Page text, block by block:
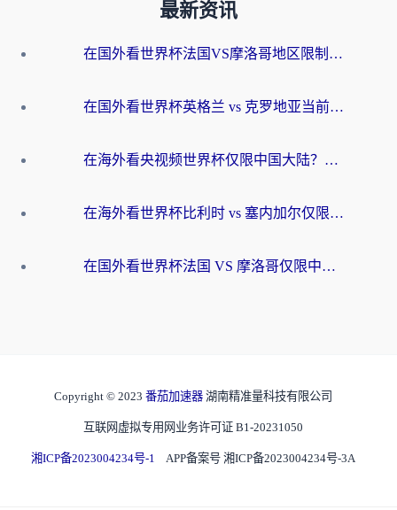
最新资讯
在国外看世界杯法国VS摩洛哥地区限制？这篇指南让你流畅看中文解说无压力
在国外看世界杯英格兰 vs 克罗地亚当前地区不可播放？这篇指南帮你搞定所有海外观赛难题
在海外看央视频世界杯仅限中国大陆？这篇指南帮你解锁中文解说+无卡顿直播
在海外看世界杯比利时 vs 塞内加尔仅限中国大陆？我找到了最流畅的中文解说之路
在国外看世界杯法国 VS 摩洛哥仅限中国大陆？海外党这样看中文解说赛事不卡顿
Copyright © 2023 番茄加速器 湖南精准量科技有限公司
互联网虚拟专用网业务许可证 B1-20231050
湘ICP备2023004234号-1 APP备案号 湘ICP备2023004234号-3A